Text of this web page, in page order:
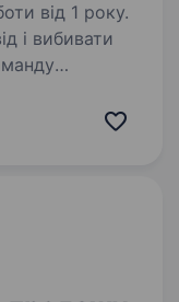
від 1 року.
і вибивати